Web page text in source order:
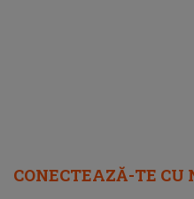
CONECTEAZĂ-TE CU